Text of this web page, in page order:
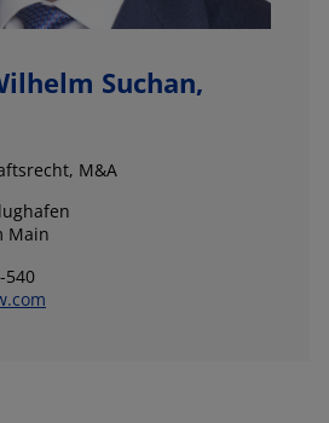
Suchan,
M&A
Main
540